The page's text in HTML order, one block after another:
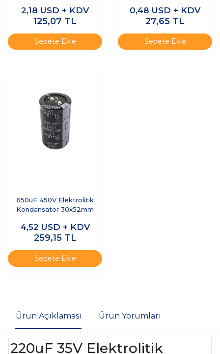
2,18 USD + KDV
125,07 TL
Sepete Ekle
0,48 USD + KDV
27,65 TL
Sepete Ekle
650uF 450V Elektrolitik
Kondansatör 30x52mm
4,52 USD + KDV
259,15 TL
Sepete Ekle
Ürün Açıklaması Ürün Yorumları
220uF 35V Elektrolitik